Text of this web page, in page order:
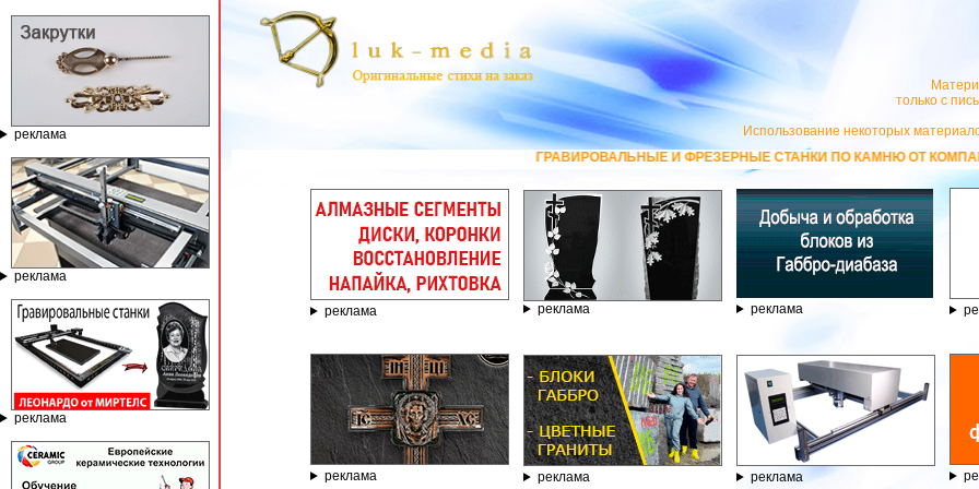
реклама
реклама
реклама
только с
Использование некоторых
ГРАВИРОВАЛЬНЫЕ И ФРЕЗЕРНЫЕ СТАНКИ ПО КАМНЮ ОТ КОМПАНИИ ГРАВЁР -
реклама реклама реклама
реклама реклама реклама